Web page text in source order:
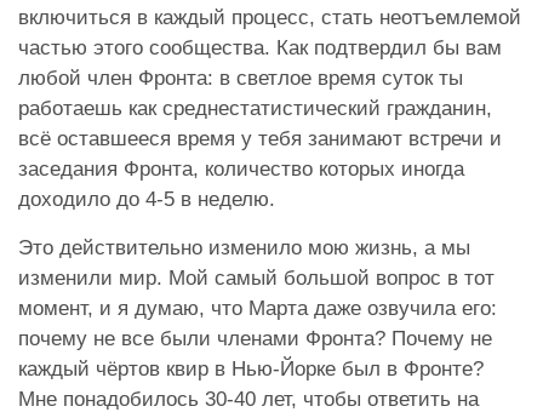
включиться в каждый процесс, стать неотъемлемой
частью этого сообщества. Как подтвердил бы вам
любой член Фронта: в светлое время суток ты
работаешь как среднестатистический гражданин,
всё оставшееся время у тебя занимают встречи и
заседания Фронта, количество которых иногда
доходило до 4-5 в неделю.
Это действительно изменило мою жизнь, а мы
изменили мир. Мой самый большой вопрос в тот
момент, и я думаю, что Марта даже озвучила его:
почему не все были членами Фронта? Почему не
каждый чёртов квир в Нью-Йорке был в Фронте?
Мне понадобилось 30-40 лет, чтобы ответить на